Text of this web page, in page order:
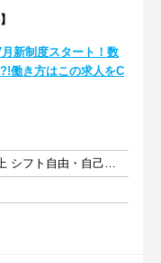
月新制度スタート！数
働き方はこの求人をC
週3日以上 1日4時間以上 シフト自由・自己申告